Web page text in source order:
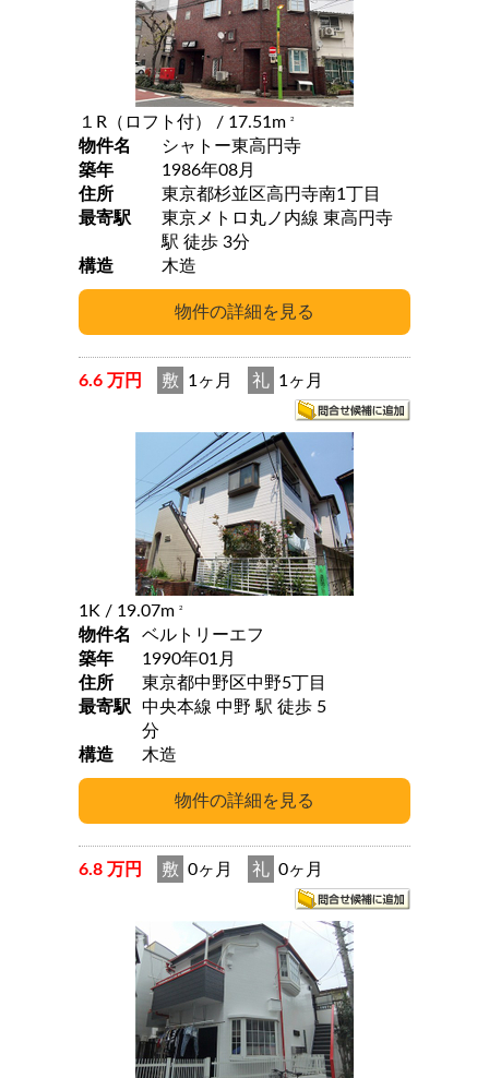
１R（ロフト付） / 17.51m 2
物件名
シャトー東高円寺
築年
1986年08月
住所
東京都杉並区高円寺南1丁目
最寄駅
東京メトロ丸ノ内線 東高円寺
駅 徒歩 3分
構造
木造
6.6 万円 敷 1ヶ月 礼 1ヶ月
1K / 19.07m 2
物件名
ベルトリーエフ
築年
1990年01月
住所
東京都中野区中野5丁目
最寄駅
中央本線 中野 駅 徒歩 5
分
構造
木造
6.8 万円 敷 0ヶ月 礼 0ヶ月